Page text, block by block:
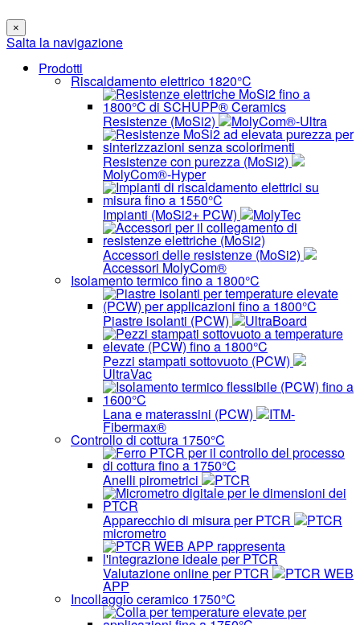
×
Salta la navigazione
Prodotti
Riscaldamento elettrico 1820°C
Resistenze (MoSi2) MolyCom®-Ultra
Resistenze con purezza (MoSi2)
MolyCom®-Hyper
Impianti (MoSi2+ PCW) MolyTec
Accessori delle resistenze (MoSi2)
Accessori MolyCom®
Isolamento termico fino a 1800°C
Piastre isolanti (PCW) UltraBoard
Pezzi stampati sottovuoto (PCW)
UltraVac
Lana e materassini (PCW) ITM-
Fibermax®
Controllo di cottura 1750°C
Anelli pirometrici PTCR
Apparecchio di misura per PTCR PTCR
micrometro
Valutazione online per PTCR PTCR WEB
APP
Incollaggio ceramico 1750°C